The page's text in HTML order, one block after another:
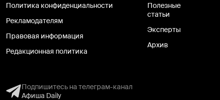
Политика конфиденциальности
Рекламодателям
Правовая информация
Редакционная политика
Полезные
статьи
Эксперты
Архив
Подпишитесь на телеграм-канал
Афиша Daily